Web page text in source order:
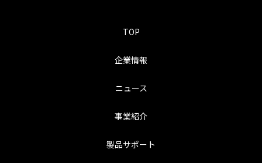
TOP
企業情報
ニュース
事業紹介
製品サポート